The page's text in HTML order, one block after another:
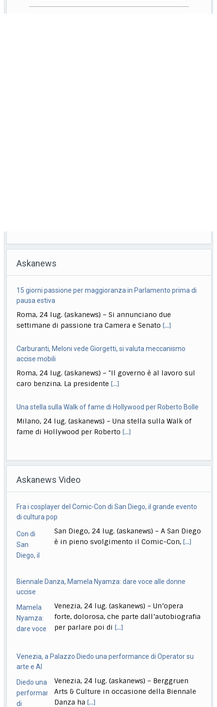
Askanews
15 giorni passione per maggioranza in Parlamento prima di
pausa estiva
Roma, 24 lug. (askanews) – Si annunciano due
settimane di passione tra Camera e Senato[...]
Carburanti, Meloni vede Giorgetti, si valuta meccanismo
accise mobili
Roma, 24 lug. (askanews) – "Il governo è al lavoro sul
caro benzina. La presidente[...]
Una stella sulla Walk of fame di Hollywood per Roberto Bolle
Milano, 24 lug. (askanews) – Una stella sulla Walk of
fame di Hollywood per Roberto[...]
a Roma
Roma, 24 lug. (askanews) – Immediatamente dopo
essere stati messi in vendita, finiscono anche tutti[...]
L. elettorale, Schlein: continueremo a fare muro
Udine, 24 lug. (askanews) – "Noi abbiamo messo in
campo un’alleanza progressista molto competitiva
che
Askanews Video
Fra i cosplayer del Comic-Con di San Diego, il grande evento
di cultura pop
San Diego, 24 lug. (askanews) – A San Diego
è in pieno svolgimento il Comic-Con,[...]
Biennale Danza, Mamela Nyamza: dare voce alle donne
uccise
Venezia, 24 lug. (askanews) – Un’opera
forte, dolorosa, che parte dall’autobiografia
per parlare poi di[...]
Venezia, a Palazzo Diedo una performance di Operator su
arte e AI
Venezia, 24 lug. (askanews) – Berggruen
Arts & Culture in occasione della Biennale
Danza ha[...]